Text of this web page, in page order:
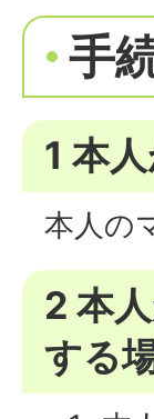
手
1 本
本人の
2 本
する